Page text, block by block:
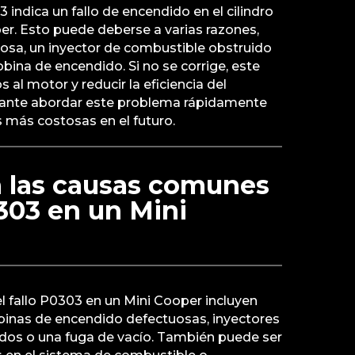
indica un fallo de encendido en el cilindro
Esto puede deberse a varias razones,
un inyector de combustible obstruido
de encendido. Si no se corrige, este
al motor y reducir la eficiencia del
abordar este problema rápidamente
más costosas en el futuro.
las causas comunes
en un Mini
fallo P0303 en un Mini Cooper incluyen
de encendido defectuosas, inyectores
o una fuga de vacío. También puede ser